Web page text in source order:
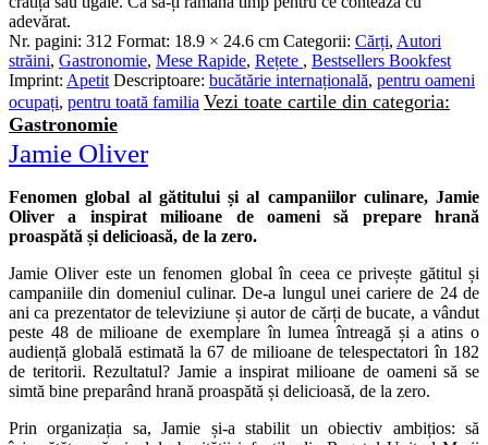
adevărat.
Nr. pagini: 312 Format: 18.9 × 24.6 cm Categorii: Cărți, Autori
străini, Gastronomie, Mese Rapide, Rețete , Bestsellers Bookfest
Imprint: Apetit Descriptoare: bucătărie internațională, pentru oameni
ocupați, pentru toată familia Vezi toate cartile din categoria:
Gastronomie
Jamie Oliver
Fenomen global al gătitului și al campaniilor culinare, Jamie
Oliver a inspirat milioane de oameni să prepare hrană
proaspătă și delicioasă, de la zero.
Jamie Oliver este un fenomen global în ceea ce privește gătitul și
campaniile din domeniul culinar. De-a lungul unei cariere de 24 de
ani ca prezentator de televiziune și autor de cărți de bucate, a vândut
peste 48 de milioane de exemplare în lumea întreagă și a atins o
audiență globală estimată la 67 de milioane de telespectatori în 182
de teritorii. Rezultatul? Jamie a inspirat milioane de oameni să se
simtă bine preparând hrană proaspătă și delicioasă, de la zero.
Prin organizația sa, Jamie și-a stabilit un obiectiv ambițios: să